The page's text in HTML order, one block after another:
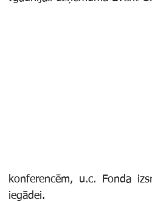
konferencēm, u.c. Fonda
iegādei.